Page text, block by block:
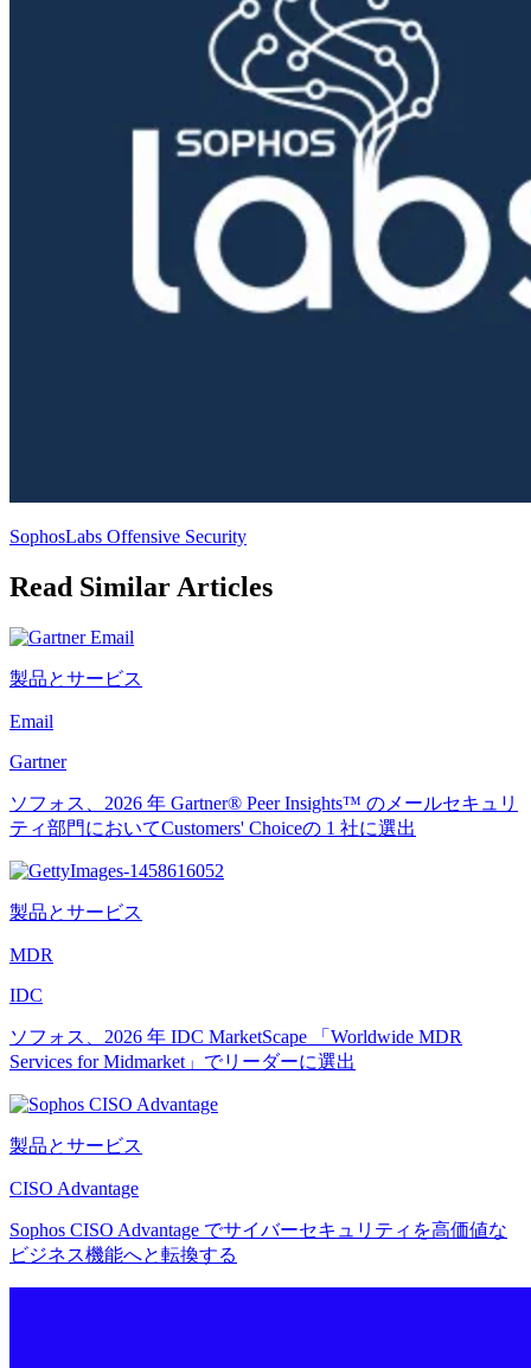
SophosLabs Offensive Security
Read Similar Articles
製品とサービス
Email
Gartner
ソフォス、2026 年 Gartner® Peer Insights™ のメールセキュリ
ティ部門においてCustomers' Choiceの 1 社に選出
製品とサービス
MDR
IDC
ソフォス、2026 年 IDC MarketScape 「Worldwide MDR
Services for Midmarket」でリーダーに選出
製品とサービス
CISO Advantage
Sophos CISO Advantage でサイバーセキュリティを高価値な
ビジネス機能へと転換する